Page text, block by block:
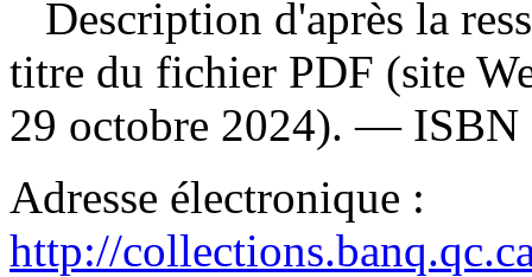
Description d'après la
titre du fichier PDF (site
29 octobre 2024). — ISBN
Adresse électronique :
http://